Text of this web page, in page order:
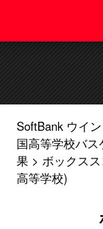
SoftBank ウイ
国高等学校バ
果
ボックス
高等学校)